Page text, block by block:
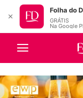
✕
Folha do
GRÁTIS
Na Google